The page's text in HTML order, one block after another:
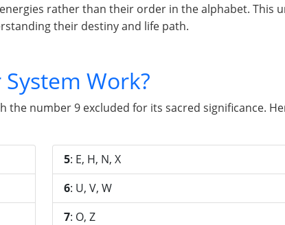
rather than their order in the alphabet. This
their destiny and life path.
Work?
number 9 excluded for its sacred significance.
5: E, H, N, X
6: U, V, W
7: O, Z